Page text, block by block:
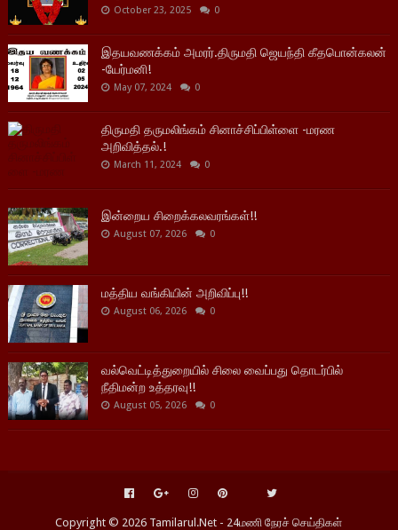
October 23, 2025 0
இதயவணக்கம் அமரர்.திருமதி ஜெயந்தி கீதபொன்கலன்
-யேர்மனி!
May 07, 2024 0
திருமதி தருமலிங்கம் சினாச்சிப்பிள்ளை -மரண
அறிவித்தல்.!
March 11, 2024 0
இன்றைய சிறைக்கலவரங்கள்!!
August 07, 2026 0
மத்திய வங்கியின் அறிவிப்பு!!
August 06, 2026 0
வல்வெட்டித்துறையில் சிலை வைப்பது தொடர்பில்
நீதிமன்ற உத்தரவு!!
August 05, 2026 0
Copyright © 2026 Tamilarul.Net - 24மணி நேரச் செய்திகள்